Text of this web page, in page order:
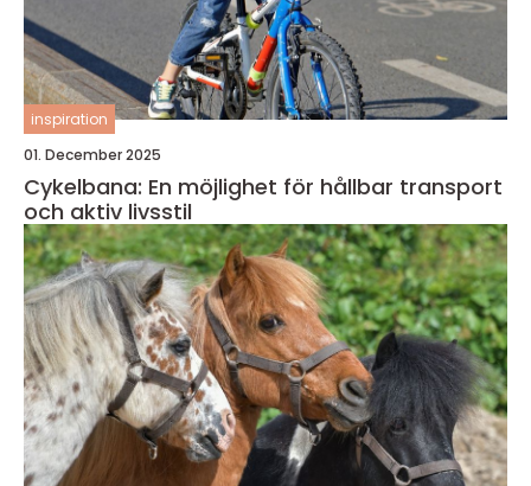
inspiration
01. December 2025
Cykelbana: En möjlighet för hållbar transport
och aktiv livsstil